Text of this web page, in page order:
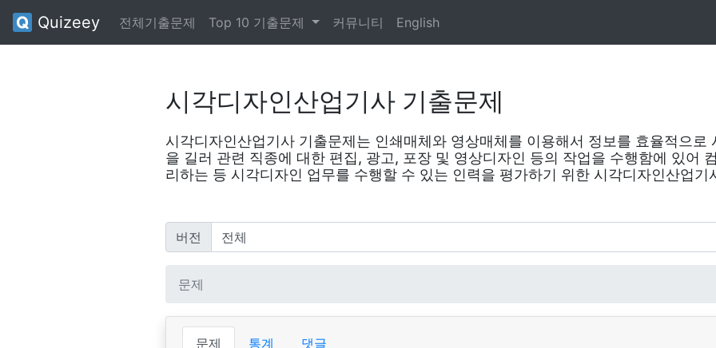
Quizeey 전체기출문제 Top 10 기출문제 커뮤니티 English
시각디자인산업기사 기출문제
시각디자인산업기사 기출문제는 인쇄매체와 영상매체를 이용해서 정보를 효율적으로
을 길러 관련 직종에 대한 편집, 광고, 포장 및 영상디자인 등의 작업을 수행함에 있어
리하는 등 시각디자인 업무를 수행할 수 있는 인력을 평가하기 위한 시각디자인산업기
버전
문제
문제 통계 댓글